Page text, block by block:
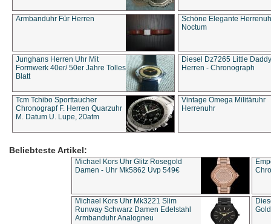
Armbanduhr Für Herren
Schöne Elegante
Noctum
Junghans Herren Uhr Mit
Formwerk 40er/ 50er Jahre Tolles
Blatt
Diesel Dz7265 Little Daddy
Herren - Chronograph
Tcm Tchibo Sporttaucher
Chronograpf F. Herren Quarzuhr
M. Datum U. Lupe, 20atm
Vintage Omega Militäruhr
Herrenuhr
Beliebteste Artikel:
Michael Kors Uhr Glitz Rosegold
Damen - Uhr Mk5862 Uvp 549€
Michael Kors Uhr Mk3221 Slim
Runway Schwarz Damen Edelstahl
Armbanduhr Analogneu